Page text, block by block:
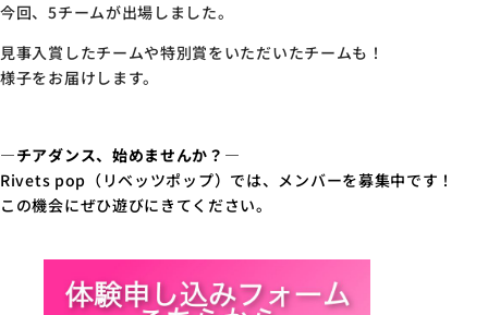
今回、5チームが出場しました。
見事入賞したチームや特別賞をいただいたチームも！
様子をお届けします。
―チアダンス、始めませんか？―
Rivets pop（リベッツポップ）では、メンバーを募集中です！
この機会にぜひ遊びにきてください。